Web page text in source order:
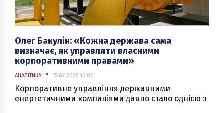
Олег Бакулін: «Кожна держава сама
визначає, як управляти власними
корпоративними правами»
АНАЛІТИКА 15.07.2025 16:00
Корпоративне управління державними
енергетичними компаніями давно стало однією з